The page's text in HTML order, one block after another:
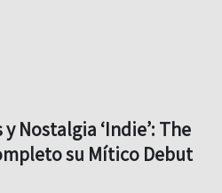
Nostalgia ‘Indie’: The
su Mítico Debut